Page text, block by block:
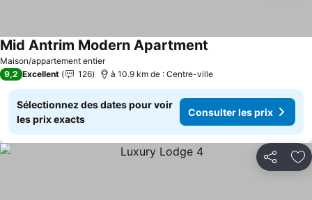
Maison/appartement entier
Mid Antrim Modern Apartment
9,2 Excellent 126 à 10.9 km de : Centre-ville
Sélectionnez des dates pour voir
les prix exacts
Consulter les prix
Partager